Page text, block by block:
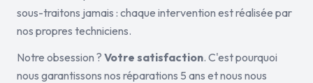
sous-traitons jamais : chaque intervention est réalisée par
nos propres techniciens.
Notre obsession ? Votre satisfaction. C'est pourquoi
nous garantissons nos réparations 5 ans et nous nous